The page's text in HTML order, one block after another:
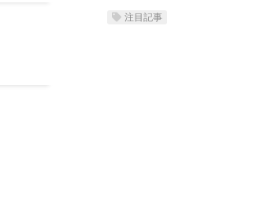
注目記事